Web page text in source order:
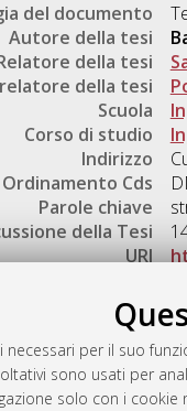
per il suo
sono usati per
solo con i cookie
del documento
Autore della tesi
della tesi
della tesi
Scuola
Corso di studio
Indirizzo
Ordinamento Cds
Parole chiave
della Tesi
URI
AMS Laurea